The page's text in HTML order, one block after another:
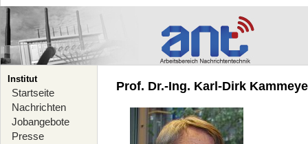
Institut
Startseite
Nachrichten
Jobangebote
Presse
Prof. Dr.-Ing. Karl-Dirk